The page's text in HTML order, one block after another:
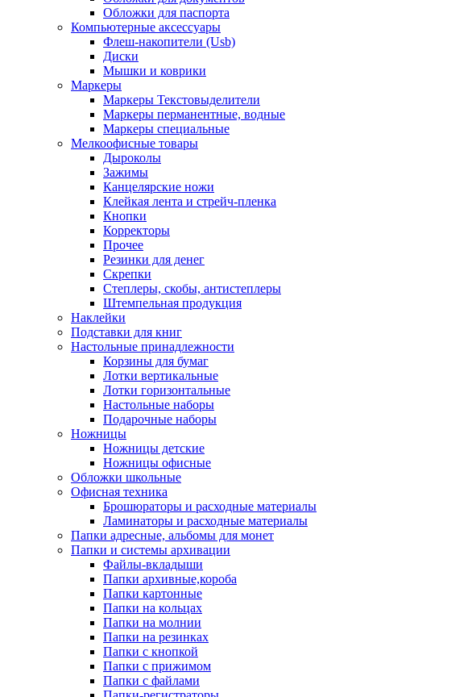
Обложки для паспорта
Компьютерные аксессуары
Флеш-накопители (Usb)
Диски
Мышки и коврики
Маркеры
Маркеры Текстовыделители
Маркеры перманентные, водные
Маркеры специальные
Мелкоофисные товары
Дыроколы
Зажимы
Канцелярские ножи
Клейкая лента и стрейч-пленка
Кнопки
Корректоры
Прочее
Резинки для денег
Скрепки
Степлеры, скобы, антистеплеры
Штемпельная продукция
Наклейки
Подставки для книг
Настольные принадлежности
Корзины для бумаг
Лотки вертикальные
Лотки горизонтальные
Настольные наборы
Подарочные наборы
Ножницы
Ножницы детские
Ножницы офисные
Обложки школьные
Офисная техника
Брошюраторы и расходные материалы
Ламинаторы и расходные материалы
Папки адресные, альбомы для монет
Папки и системы архивации
Файлы-вкладыши
Папки архивные,короба
Папки картонные
Папки на кольцах
Папки на молнии
Папки на резинках
Папки с кнопкой
Папки с прижимом
Папки с файлами